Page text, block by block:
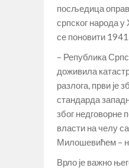
посљедица
српског народа у
се поновити
– Република
доживила
разлога, први је
стандарда
због недговорне
власти на челу
Милошевићем –
Врло је важно